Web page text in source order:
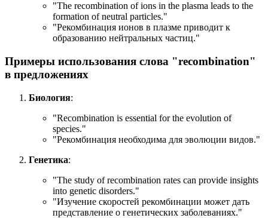
"The recombination of ions in the plasma leads to the
formation of neutral particles."
"Рекомбинация ионов в плазме приводит к
образованию нейтральных частиц."
Примеры использования слова "recombination"
в предложениях
Биология:
"Recombination is essential for the evolution of
species."
"Рекомбинация необходима для эволюции видов."
Генетика:
"The study of recombination rates can provide insights
into genetic disorders."
"Изучение скоростей рекомбинации может дать
представление о генетических заболеваниях."